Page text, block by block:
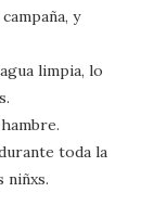
y
limpia, lo
toda la
niñxs.